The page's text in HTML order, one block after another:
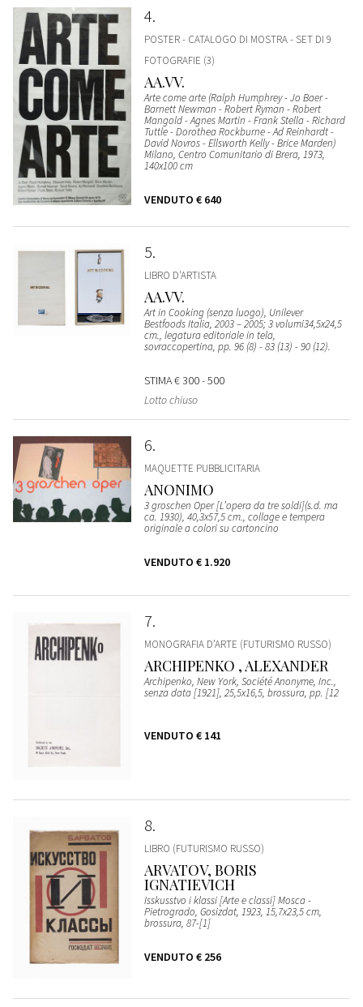
4
POSTER - CATALOGO DI MOSTRA - SET DI 9
FOTOGRAFIE (3)
AA.VV.
Arte come arte (Ralph Humphrey - Jo Baer -
Barnett Newman - Robert Ryman - Robert
Mangold - Agnes Martin - Frank Stella - Richard
Tuttle - Dorothea Rockburne - Ad Reinhardt -
David Novros - Ellsworth Kelly - Brice Marden)
Milano, Centro Comunitario di Brera, 1973,
140x100 cm
VENDUTO € 640
5
LIBRO D'ARTISTA
AA.VV.
Art in Cooking (senza luogo), Unilever
Bestfoods Italia, 2003 – 2005; 3 volumi34,5x24,5
cm., legatura editoriale in tela,
sovraccopertina, pp. 96 (8) - 83 (13) - 90 (12).
STIMA€ 300 - 500
Lotto chiuso
6
MAQUETTE PUBBLICITARIA
ANONIMO
3 groschen Oper [L’opera da tre soldi](s.d. ma
ca. 1930), 40,3x57,5 cm., collage e tempera
originale a colori su cartoncino
VENDUTO € 1.920
7
MONOGRAFIA D’ARTE (FUTURISMO RUSSO)
ARCHIPENKO , ALEXANDER
Archipenko, New York, Société Anonyme, Inc.,
senza data [1921], 25,5x16,5, brossura, pp. [12
VENDUTO € 141
8
LIBRO (FUTURISMO RUSSO)
ARVATOV, BORIS
IGNATIEVICH
Isskusstvo i klassi [Arte e classi] Mosca -
Pietrogrado, Gosizdat, 1923, 15,7x23,5 cm,
brossura, 87-[1]
VENDUTO € 256